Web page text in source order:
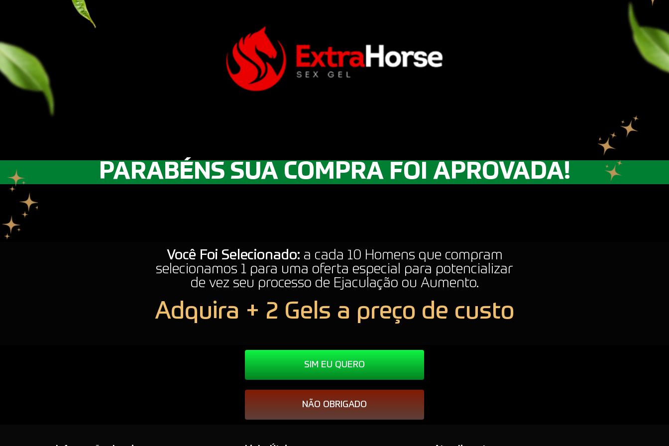
PARABÉNS SUA COMPRA FOI APROVADA!
Você Foi Selecionado: a cada 10 Homens que compram
selecionamos 1 para uma oferta especial para potencializar
de vez seu processo de Ejaculação ou Aumento.
Adquira + 2 Gels a preço de custo
SIM EU QUERO
NÃO OBRIGADO